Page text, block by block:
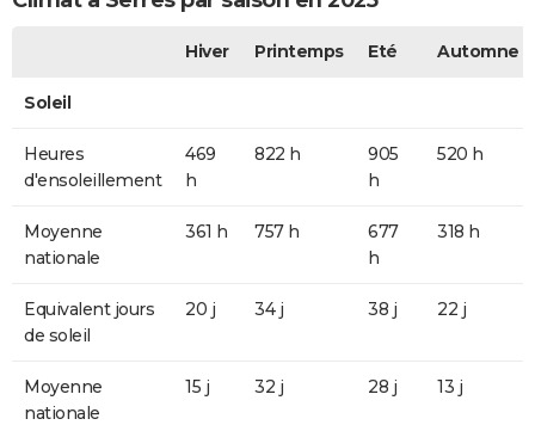
Hiver Printemps Eté Automne
Soleil
Heures
d'ensoleillement
469
h
822 h
905
h
520 h
Moyenne
nationale
361 h 757 h
677
h
318 h
Equivalent jours
de soleil
20 j 34 j 38 j 22 j
Moyenne
nationale
15 j 32 j 28 j 13 j